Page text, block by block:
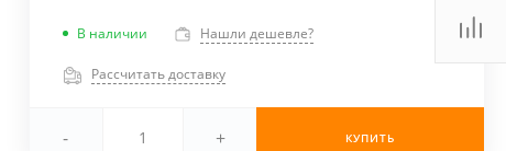
В наличии Нашли дешевле?
Рассчитать доставку
- + КУПИТЬ